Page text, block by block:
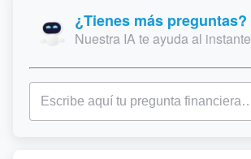
¿Tienes más preguntas?
Nuestra IA te ayuda al instante